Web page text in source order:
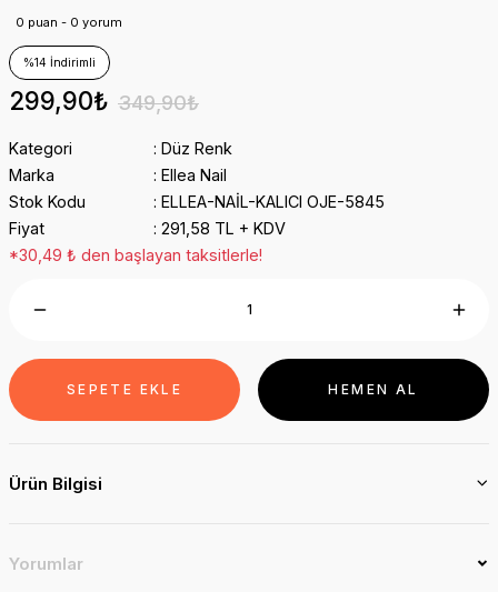
0 puan - 0 yorum
%14 İndirimli
299,90₺ 349,90₺
Kategori
Düz Renk
Marka
Ellea Nail
Stok Kodu
ELLEA-NAİL-KALICI OJE-5845
Fiyat
291,58 TL + KDV
*30,49 ₺ den başlayan taksitlerle!
SEPETE EKLE HEMEN AL
Ürün Bilgisi
Yorumlar